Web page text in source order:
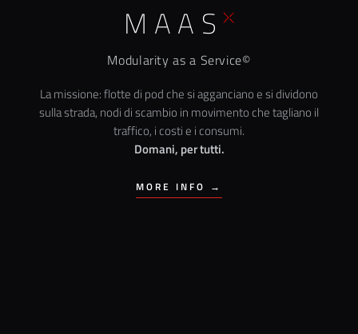
MAAS
Modularity as a Service©
La missione: flotte di pod che si agganciano e si dividono
sulla strada, nodi di scambio in movimento che tagliano il
traffico, i costi e i consumi.
Domani, per tutti.
MORE INFO →